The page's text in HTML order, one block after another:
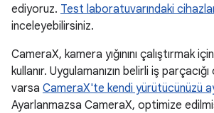
ediyoruz. Test laboratuvarındaki
inceleyebilirsiniz.
CameraX, kamera yığınını çalıştırmak için
kullanır. Uygulamanızın belirli iş
varsa CameraX'te kendi yürütücünüzü
Ayarlanmazsa CameraX, optimize